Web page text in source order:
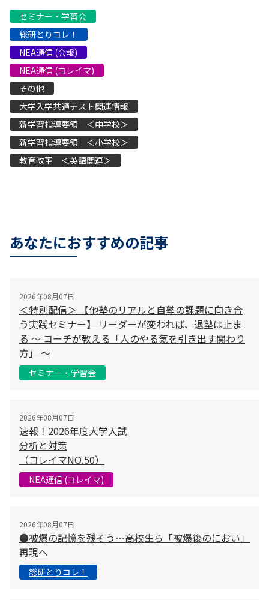
セミナー・学習会
総研とりコレ！
NEA通信 (会報)
NEA通信 (コレイマ)
その他
大学入学共通テスト関連情報
新学習指導要領 ＜中学校＞
新学習指導要領 ＜小学校＞
教育改革 ＜英語関連＞
あなたにおすすめの記事
2026年08月07日
＜特別配信＞ 【他塾のリアルと自塾の課題に向き合
う実践セミナー】 リーダーが変われば、退塾は止ま
る 〜 コーチが教える「人のやる気を引き出す関わり
方」 〜
セミナー・学習会
2026年08月07日
速報！2026年度大学入試
分析と対策
（コレイマNO.50）
NEA通信 (コレイマ)
2026年08月07日
●被爆の記憶を残そう…高校生ら「被爆後のにおい」
再現へ
総研とりコレ！